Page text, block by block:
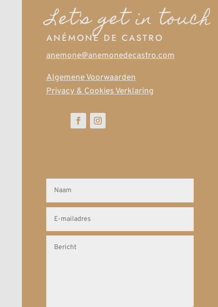
Let's get in touch
ANÉMONE DE CASTRO
anemone@anemonedecastro.com
Algemene Voorwaarden
Privacy & Cookies Verklaring